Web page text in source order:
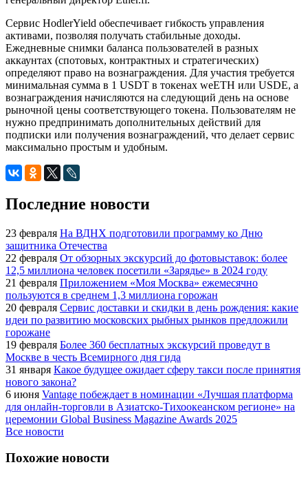
Сервис HodlerYield обеспечивает гибкость управления
активами, позволяя получать стабильные доходы.
Ежедневные снимки баланса пользователей в разных
аккаунтах (спотовых, контрактных и стратегических)
определяют право на вознаграждения. Для участия требуется
минимальная сумма в 1 USDT в токенах weETH или USDE, а
вознаграждения начисляются на следующий день на основе
рыночной цены соответствующего токена. Пользователям не
нужно предпринимать дополнительных действий для
подписки или получения вознаграждений, что делает сервис
максимально простым и удобным.
Последние новости
23 февраля На ВДНХ подготовили программу ко Дню
защитника Отечества
22 февраля От обзорных экскурсий до фотовыставок: более
12,5 миллиона человек посетили «Зарядье» в 2024 году
21 февраля Приложением «Моя Москва» ежемесячно
пользуются в среднем 1,3 миллиона горожан
20 февраля Сервис доставки и скидки в день рождения: какие
идеи по развитию московских рыбных рынков предложили
горожане
19 февраля Более 360 бесплатных экскурсий проведут в
Москве в честь Всемирного дня гида
31 января Какое будущее ожидает сферу такси после принятия
нового закона?
6 июня Vantage побеждает в номинации «Лучшая платформа
для онлайн-торговли в Азиатско-Тихоокеанском регионе» на
церемонии Global Business Magazine Awards 2025
Все новости
Похожие новости